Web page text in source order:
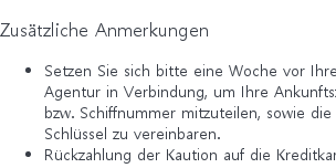
Zusätzliche Anmerkungen
Setzen Sie sich bitte eine Woche vor
Agentur in Verbindung, um Ihre
bzw. Schiffnummer mitzuteilen, sowie
Schlüssel zu vereinbaren.
Rückzahlung der Kaution auf die